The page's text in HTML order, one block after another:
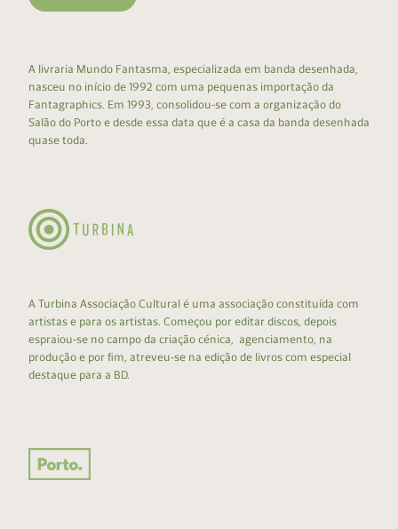
A livraria Mundo Fantasma, especializada em banda desenhada,
nasceu no início de 1992 com uma pequenas importação da
Fantagraphics. Em 1993, consolidou-se com a organização do
Salão do Porto e desde essa data que é a casa da banda desenhada
quase toda.
A Turbina Associação Cultural é uma associação constituída com
artistas e para os artistas. Começou por editar discos, depois
espraiou-se no campo da criação cénica, agenciamento, na
produção e por fim, atreveu-se na edição de livros com especial
destaque para a BD.